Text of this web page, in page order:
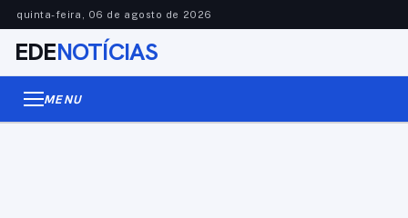
quinta-feira, 06 de agosto de 2026
EDENOTÍCIAS
MENU